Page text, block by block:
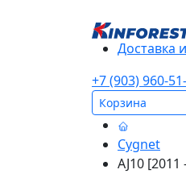
Доставка
+7 (903) 960-
Корзина
Cygnet
AJ10 [2011